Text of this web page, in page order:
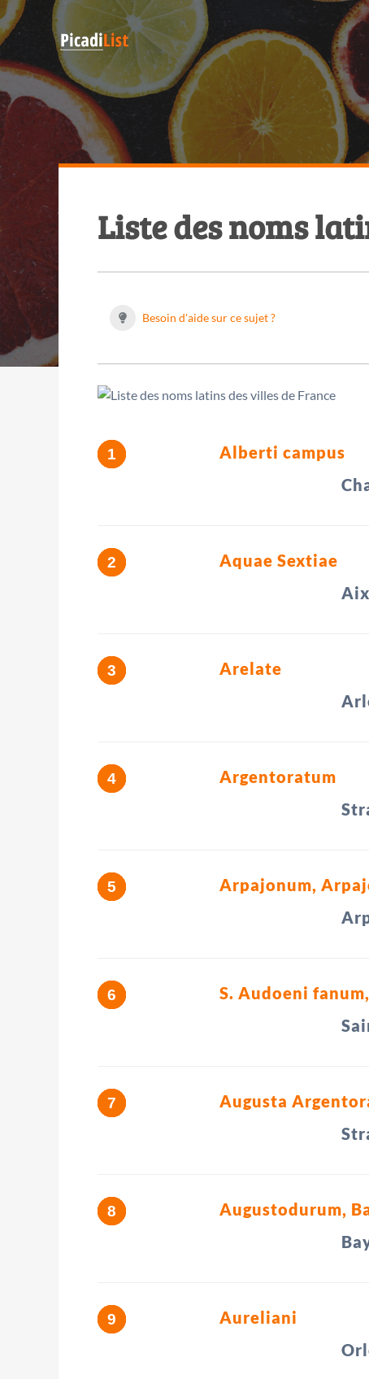
Liste des noms
Besoin d'aide sur ce sujet ?
Alberti campus
Aquae Sextiae
Arelate
Argentoratum
Arpajonum,
S. Audoeni
Augusta
Augustodurum,
Aureliani